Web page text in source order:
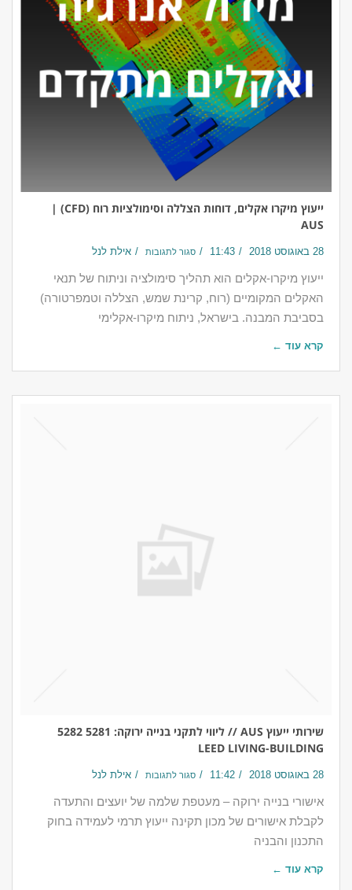
ייעוץ מיקרו אקלים, דוחות הצללה וסימולציות רוח (CFD) |
AUS
28 באוגוסט 2018 11:43 סגור לתגובות אילת לנל
ייעוץ מיקרו-אקלים הוא תהליך סימולציה וניתוח של תנאי
האקלים המקומיים (רוח, קרינת שמש, הצללה וטמפרטורה)
בסביבת המבנה. בישראל, ניתוח מיקרו-אקלימי
קרא עוד ←
שירותי ייעוץ AUS // ליווי לתקני בנייה ירוקה: 5281 5282
LEED LIVING-BUILDING
28 באוגוסט 2018 11:42 סגור לתגובות אילת לנל
אישורי בנייה ירוקה – מעטפת שלמה של יועצים והתעדה
לקבלת אישורים של מכון תקינה ייעוץ תרמי לעמידה בחוק
התכנון והבניה
קרא עוד ←